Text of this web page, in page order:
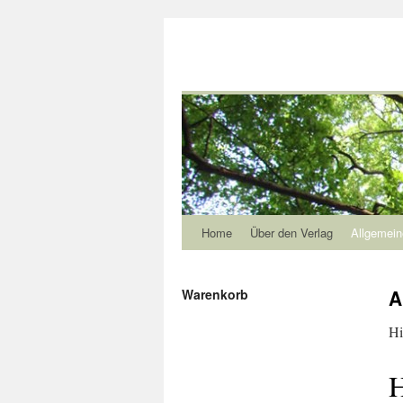
Home Über den Verlag
Warenkorb